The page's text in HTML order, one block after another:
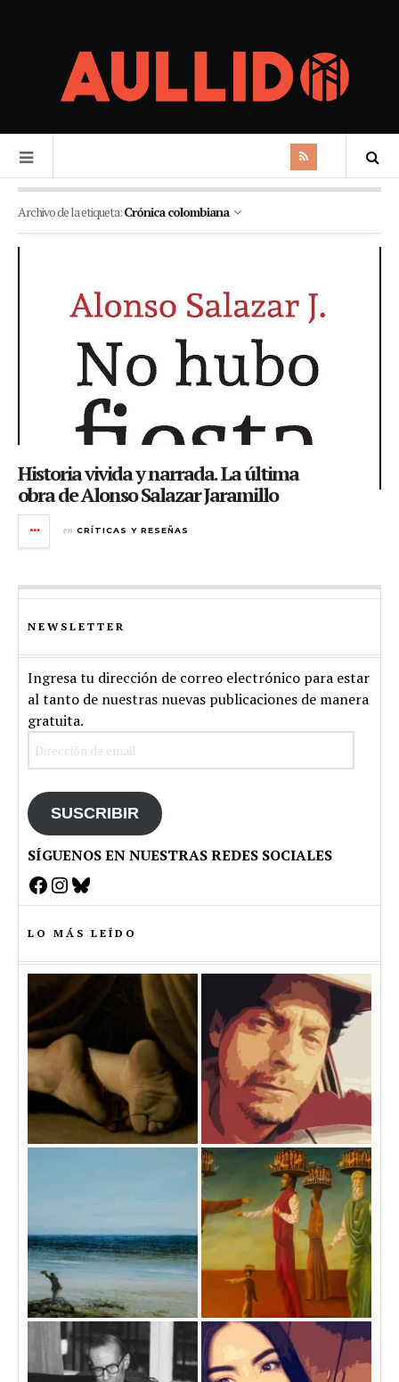
Archivo de la etiqueta:Crónica colombiana
Historia vivida y narrada. La última
obra de Alonso Salazar Jaramillo
en CRÍTICAS Y RESEÑAS
NEWSLETTER
Ingresa tu dirección de correo electrónico para estar
al tanto de nuestras nuevas publicaciones de manera
gratuita.
SUSCRIBIR
SÍGUENOS EN NUESTRAS REDES SOCIALES
Facebook
Instagram
Bluesky
LO MÁS LEÍDO